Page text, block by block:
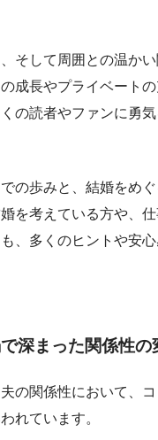
そして周囲との温か
成長やプライベート
の読者やファンに勇気
の歩みと、結婚をめ
を考えている方や、
、多くのヒントや安
深まった関係性の
の関係性において、
れています。